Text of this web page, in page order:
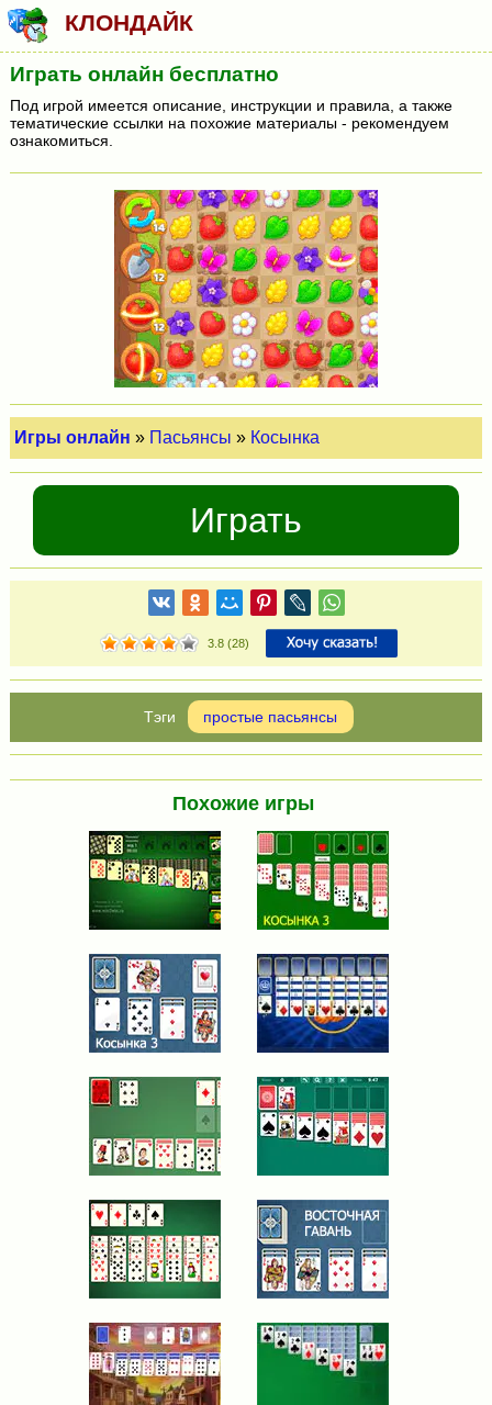
КЛОНДАЙК
Играть онлайн бесплатно
Под игрой имеется описание, инструкции и правила, а также
тематические ссылки на похожие материалы - рекомендуем
ознакомиться.
Игры онлайн » Пасьянсы » Косынка
Играть
3.8(28)
простые пасьянсы
Похожие игры